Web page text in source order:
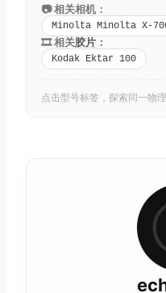
📷 相关相机：
Minolta Minolta X-
🎞️ 相关胶片 ：
Kodak Ektar 100
点击型号标签，探索同一物